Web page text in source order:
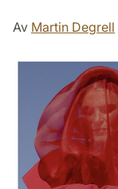
Av Martin Degrell